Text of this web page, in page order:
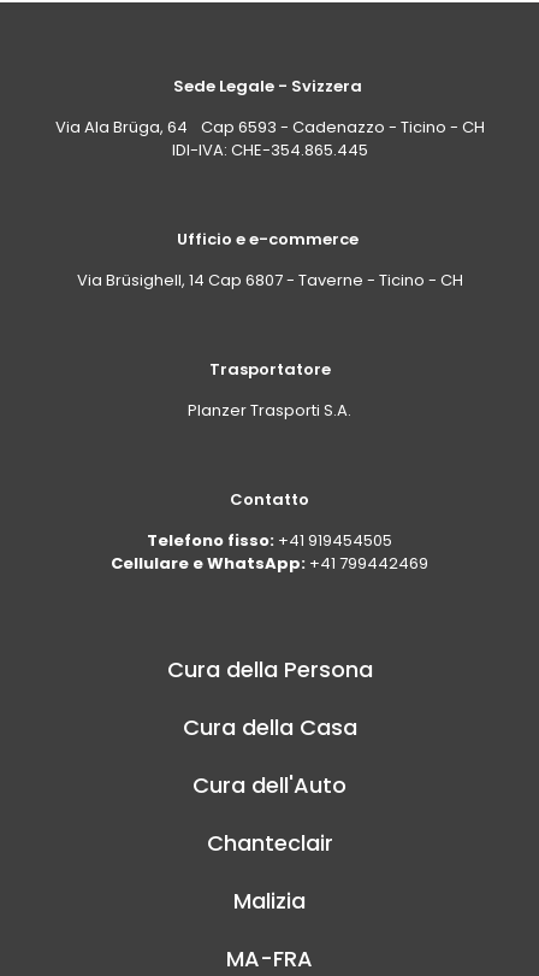
Sede Legale - Svizzera
Via Ala Brüga, 64 Cap 6593 - Cadenazzo - Ticino - CH
IDI-IVA: CHE-354.865.445
Ufficio e e-commerce
Via Brüsighell, 14 Cap 6807 - Taverne - Ticino - CH
Trasportatore
Planzer Trasporti S.A.
Contatto
Telefono fisso: +41 919454505
Cellulare e WhatsApp: +41 799442469
Cura della Persona
Cura della Casa
Cura dell'Auto
Chanteclair
Malizia
MA-FRA